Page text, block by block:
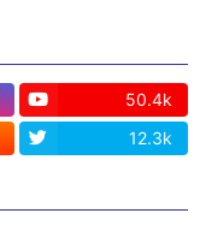
50.4k
12.3k